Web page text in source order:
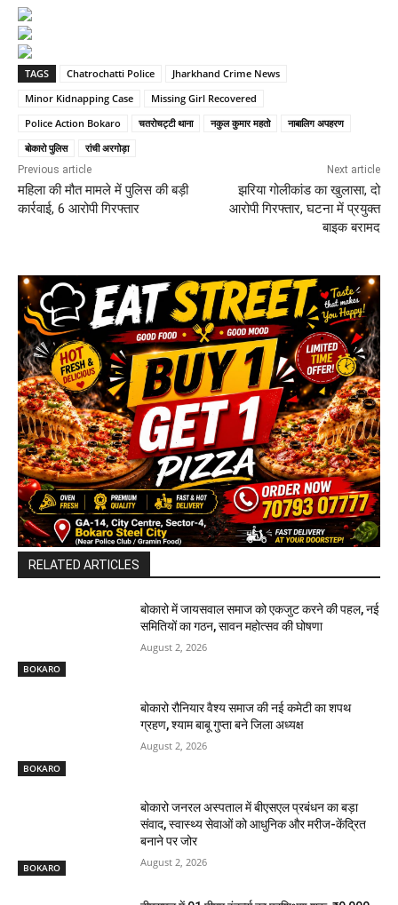
TAGS Chatrochatti Police
Jharkhand Crime News
Minor Kidnapping Case
Missing Girl Recovered
Police Action Bokaro
चतरोचट्टी थाना नकुल कुमार महतो
नाबालिग अपहरण
बोकारो पुलिस
रांची अरगोड़ा
Previous article
महिला की मौत मामले में पुलिस की बड़ी
कार्रवाई, 6 आरोपी गिरफ्तार
Next article
झरिया गोलीकांड का खुलासा, दो
आरोपी गिरफ्तार, घटना में प्रयुक्त
बाइक बरामद
RELATED ARTICLES
BOKARO
बोकारो में जायसवाल समाज को एकजुट करने की पहल, नई
समितियों का गठन, सावन महोत्सव की घोषणा
August 2, 2026
BOKARO
बोकारो रौनियार वैश्य समाज की नई कमेटी का शपथ
ग्रहण, श्याम बाबू गुप्ता बने जिला अध्यक्ष
August 2, 2026
BOKARO
बोकारो जनरल अस्पताल में बीएसएल प्रबंधन का बड़ा
संवाद, स्वास्थ्य सेवाओं को आधुनिक और मरीज-केंद्रित
बनाने पर जोर
August 2, 2026